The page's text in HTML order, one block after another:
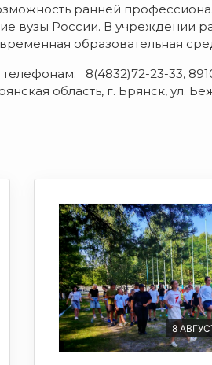
ранней
вузы России. В учреждении
образовательная
8(4832)72-23-33,
область, г. Брянск, ул.
8